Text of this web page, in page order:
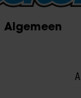
heeft verstrekt
cookies als u
Algemeen